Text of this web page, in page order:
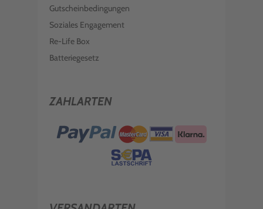
Gutscheinbedingungen
Soziales Engagement
Re-Life Box
Batteriegesetz
ZAHLARTEN